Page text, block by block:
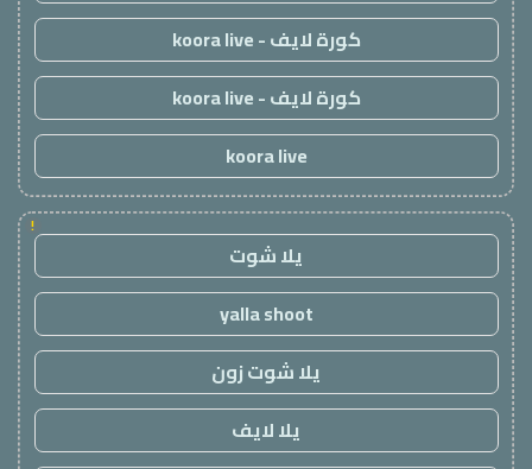
كورة لايف - koora live
كورة لايف - koora live
koora live
!
يلا شوت
yalla shoot
يلا شوت زون
يلا لايف